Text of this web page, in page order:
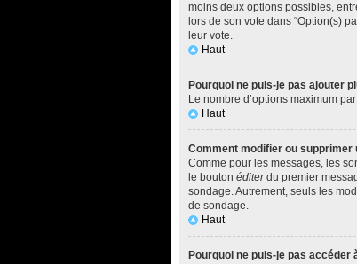
moins deux options possibles,
lors de son vote dans “Option(s)
leur vote.
Haut
Pourquoi ne puis-je pas ajouter
Le nombre d’options maximum
Haut
Comment modifier ou supprimer
Comme pour les messages, les
le bouton éditerdu premier
sondage. Autrement, seuls les
de sondage.
Haut
Pourquoi ne puis-je pas accéder